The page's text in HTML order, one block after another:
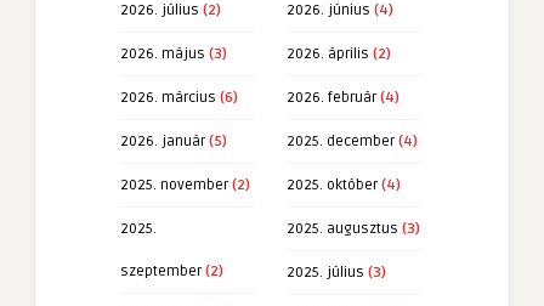
2026. július (2) 2026. június (4)
2026. május (3) 2026. április (2)
2026. március (6) 2026. február(4)
2026. január(5) 2025. december(4)
2025. november(2) 2025. október(4)
2025.
szeptember(2)
2025. augusztus (3)
2025. július (3)